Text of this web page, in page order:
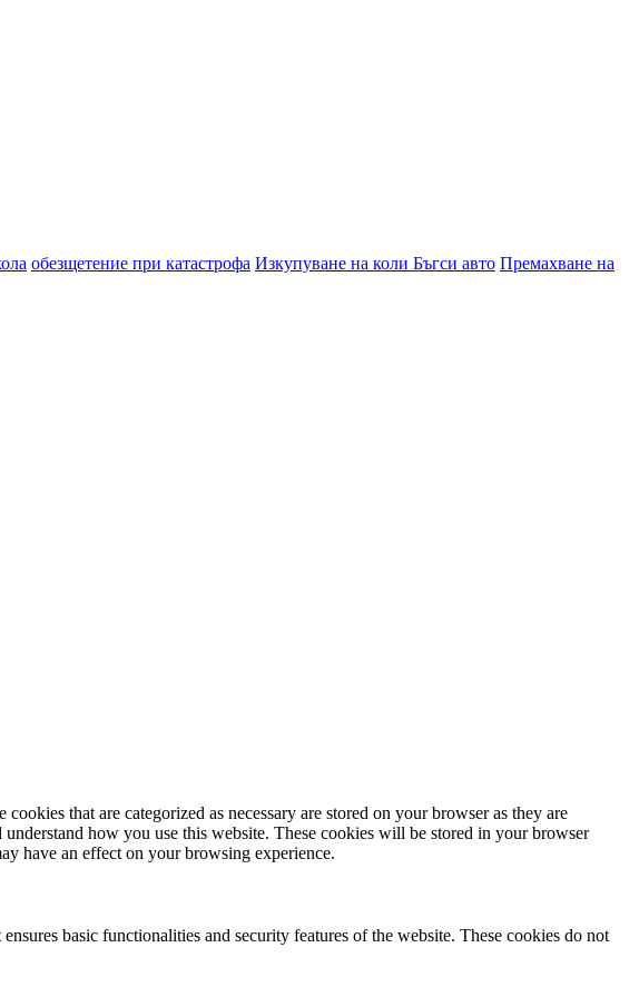
обезщетение при катастрофа Изкупуване на коли Бъгси авто Премахване на
that are categorized as necessary are stored on your browser as they are
how you use this website. These cookies will be stored in your browser
have an effect on your browsing experience.
basic functionalities and security features of the website. These cookies do not